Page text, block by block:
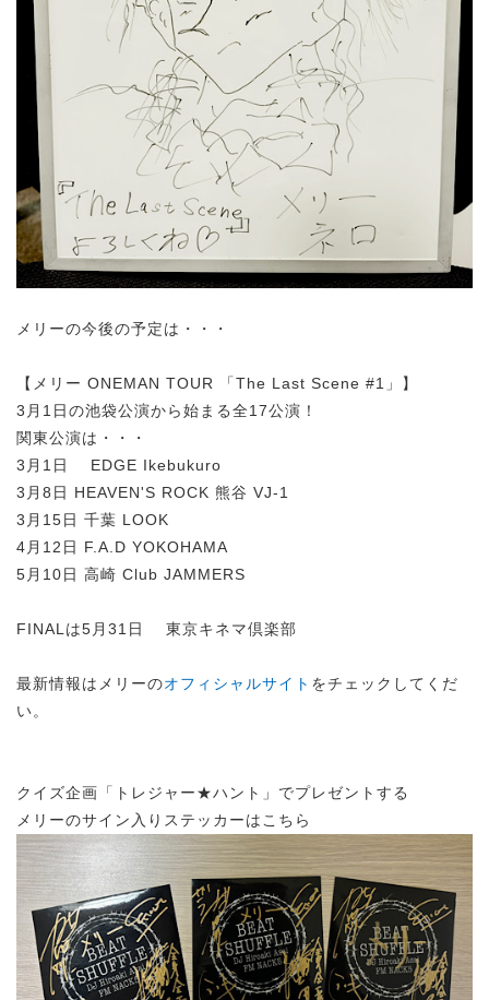
メリーの今後の予定は・・・
【メリー ONEMAN TOUR 「The Last Scene #1」】
3月1日の池袋公演から始まる全17公演！
関東公演は・・・
3月1日 EDGE Ikebukuro
3月8日 HEAVEN'S ROCK 熊谷 VJ-1
3月15日 千葉 LOOK
4月12日 F.A.D YOKOHAMA
5月10日 高崎 Club JAMMERS
FINALは5月31日 東京キネマ倶楽部
最新情報はメリーのオフィシャルサイト をチェックしてくだ
い。
クイズ企画「トレジャー★ハント」でプレゼントする
メリーのサイン入りステッカーはこちら